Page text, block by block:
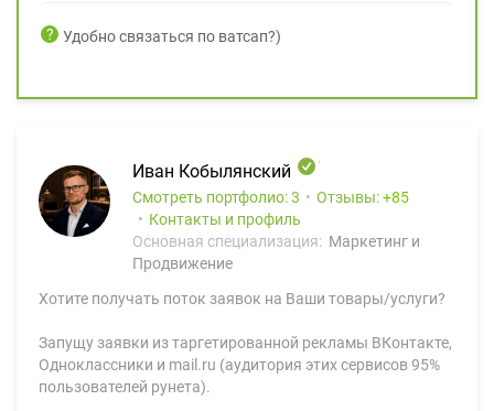
Удобно связаться по ватсап?)
Иван Кобылянский
Смотреть портфолио: 3 Отзывы:
85
Контакты и профиль
Основная специализация: Маркетинг и
Продвижение
Хотите получать поток заявок на Ваши товары/услуги?
Запущу заявки из таргетированной рекламы ВКонтакте,
Одноклассники и mail.ru (аудитория этих сервисов 95%
пользователей рунета).